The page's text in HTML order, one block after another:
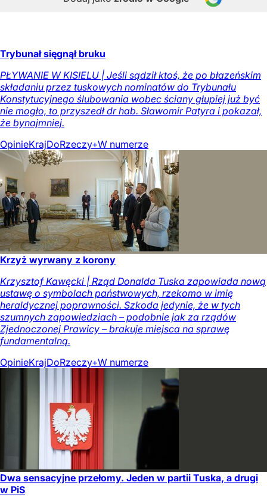
Trybunał sięgnął bruku
PŁYWANIE W KISIELU | Jeśli sądził ktoś, że po błazeńskim
składaniu przez tuskowych nominatów do Trybunału
Konstytucyjnego ślubowania wobec ściany głupiej już być
nie mogło, to przyszedł dr hab. Sławomir Patyra i pokazał,
że bynajmniej.
OpinieKrajDoRzeczy+W numerze
Krzyż wyrwany z korony
Krzysztof Kawęcki | Rząd Donalda Tuska zapowiada nową
ustawę o symbolach państwowych, rzekomo w imię
heraldycznej poprawności. Szkoda jedynie, że w tych
szumnych zapowiedziach – podobnie jak za rządów
Zjednoczonej Prawicy – brakuje miejsca na sprawę
fundamentalną.
OpinieKrajDoRzeczy+W numerze
Dwa sensacyjne przełomy. Jeden w partii Tuska, a drugi
w PiS